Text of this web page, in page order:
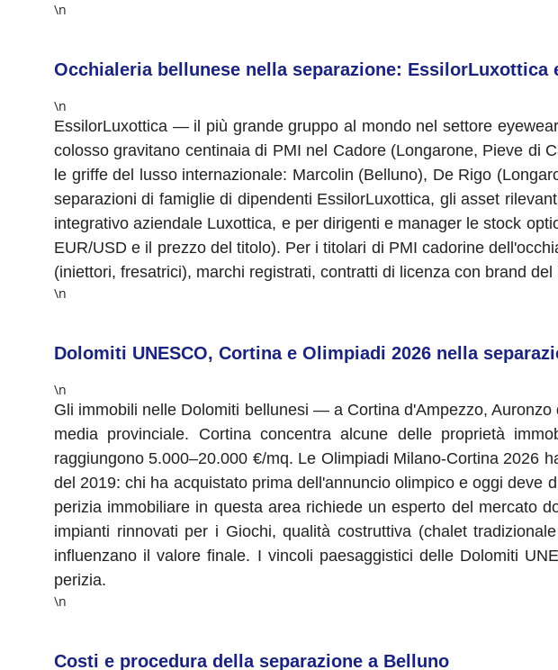
\n
Occhialeria bellunese nella separazione: EssilorLuxottica
\n
EssilorLuxottica — il più grande gruppo al mondo nel settore
colosso gravitano centinaia di PMI nel Cadore (Longarone, Pieve di
le griffe del lusso internazionale: Marcolin (Belluno), De Rigo
separazioni di famiglie di dipendenti EssilorLuxottica, gli asset
integrativo aziendale Luxottica, e per dirigenti e manager le stock
EUR/USD e il prezzo del titolo). Per i titolari di PMI cadorine
(iniettori, fresatrici), marchi registrati, contratti di licenza con brand
\n
Dolomiti UNESCO, Cortina e Olimpiadi 2026 nella
\n
Gli immobili nelle Dolomiti bellunesi — a Cortina d'Ampezzo,
media provinciale. Cortina concentra alcune delle proprietà
raggiungono 5.000–20.000 €/mq. Le Olimpiadi Milano-Cortina 2026
del 2019: chi ha acquistato prima dell'annuncio olimpico e oggi deve
perizia immobiliare in questa area richiede un esperto del mercato
impianti rinnovati per i Giochi, qualità costruttiva (chalet
influenzano il valore finale. I vincoli paesaggistici delle Dolomiti
perizia.
\n
Costi e procedura della separazione a Belluno